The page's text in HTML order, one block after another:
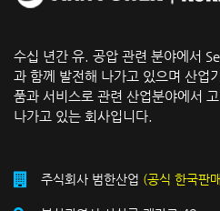
수십 년간 유. 공압 관련 분야에서
과 함께 발전해 나가고 있으며 산업
품과 서비스로 관련 산업분야에서
나가고 있는 회사입니다.
주식회사 범한산업 (공식 한국판